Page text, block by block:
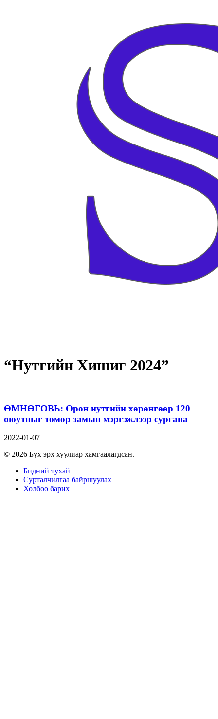
“Нутгийн Хишиг 2024”
ӨМНӨГОВЬ: Орон нутгийн хөрөнгөөр 120
оюутныг төмөр замын мэргэжлээр сургана
2022-01-07
© 2026 Бүх эрх хуулиар хамгаалагдсан.
Бидний тухай
Сурталчилгаа байршуулах
Холбоо барих